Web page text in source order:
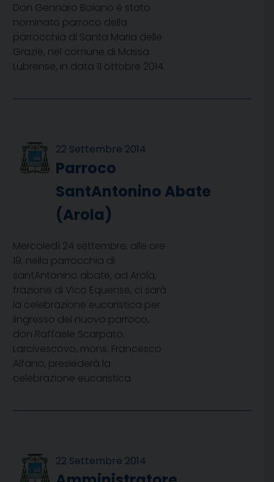
Don Gennaro Boiano è stato
nominato parroco della
parrocchia di Santa Maria delle
Grazie, nel comune di Massa
Lubrense, in data 11 ottobre 2014.
22 Settembre 2014
Parroco
SantAntonino Abate
(Arola)
Mercoledì 24 settembre, alle ore
19, nella parrocchia di
santAntonino abate, ad Arola,
frazione di Vico Equense, ci sarà
la celebrazione eucaristica per
lingresso del nuovo parroco,
don Raffaele Scarpato.
Larcivescovo, mons. Francesco
Alfano, presiederà la
celebrazione eucaristica.
22 Settembre 2014